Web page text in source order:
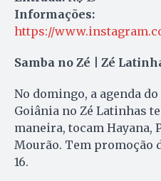
Informações:
https://
Samba no Zé | Zé
No domingo, a agenda
Goiânia no Zé Latinhas
maneira, tocam Hayana,
Mourão. Tem promoção
16.